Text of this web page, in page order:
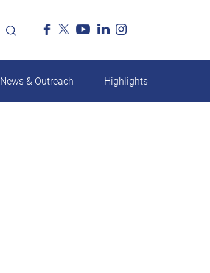
News & Outreach Highlights